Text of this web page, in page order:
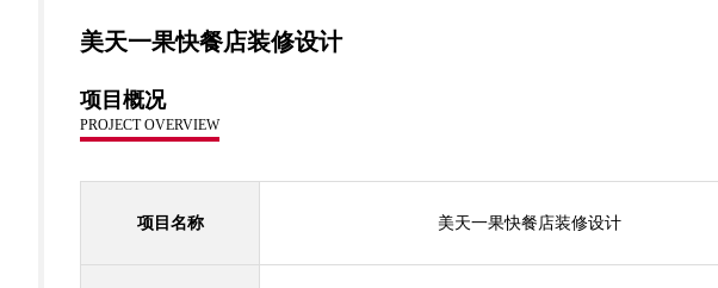
美天一果快餐店装修设计
项目概况
PROJECT OVERVIEW
项目名称 美天一果快餐店装修设计